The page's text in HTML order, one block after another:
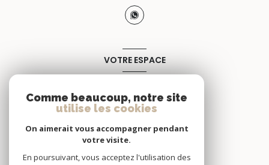
VOTRE ESPACE
Comme beaucoup, notre site
utilise les cookies
On aimerait vous accompagner pendant
votre visite.
En poursuivant, vous acceptez l'utilisation des